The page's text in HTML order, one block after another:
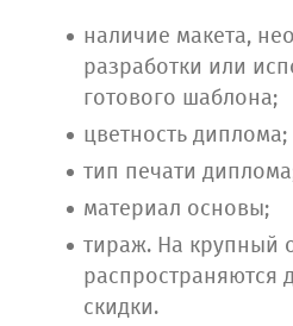
наличие макета,
разработки или
готового шаблона;
цветность диплома;
тип печати
материал основы;
тираж. На крупный
распространяются
скидки.